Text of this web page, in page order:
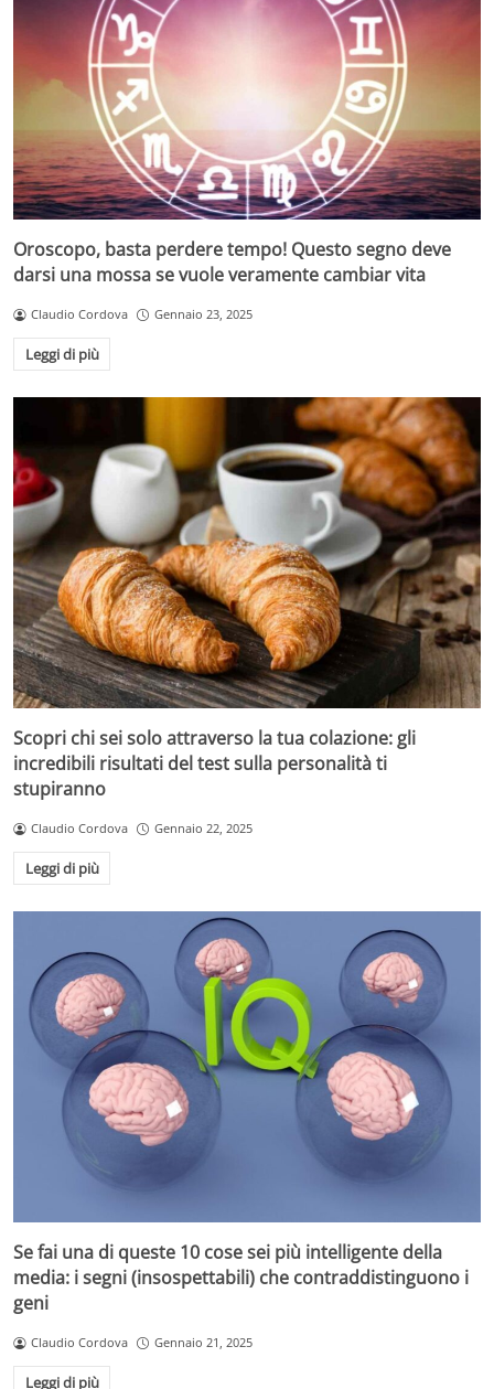
Oroscopo, basta perdere tempo! Questo segno deve
darsi una mossa se vuole veramente cambiar vita
Claudio Cordova Gennaio 23, 2025
Leggi di più
Scopri chi sei solo attraverso la tua colazione: gli
incredibili risultati del test sulla personalità ti
stupiranno
Claudio Cordova Gennaio 22, 2025
Leggi di più
Se fai una di queste 10 cose sei più intelligente della
media: i segni (insospettabili) che contraddistinguono i
geni
Claudio Cordova Gennaio 21, 2025
Leggi di più